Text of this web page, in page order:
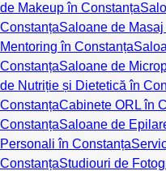
de Makeup în Constanța
ConstanțaSaloane de
Mentoring în Constanța
ConstanțaSaloane de
de Nutriție și Dietetică în
ConstanțaCabinete ORL în
ConstanțaSaloane de
Personali în Constanța
ConstanțaStudiouri de